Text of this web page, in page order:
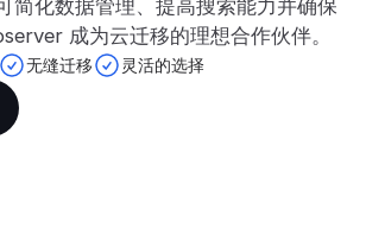
简化数据管理、提高搜索能力并确保
成为云迁移的理想合作伙伴。
无缝迁移 灵活的选择